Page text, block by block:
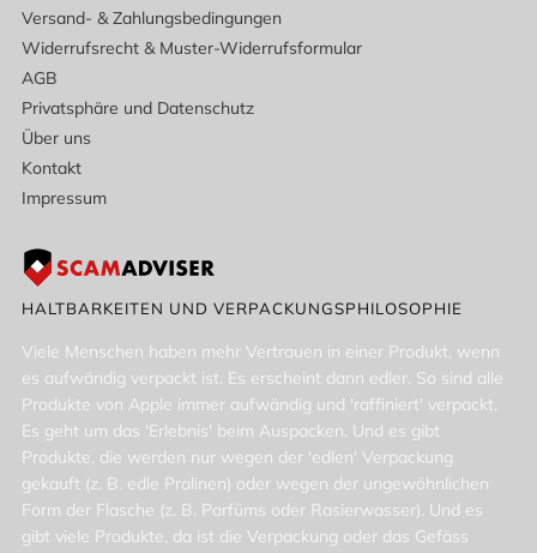
Versand- & Zahlungsbedingungen
Widerrufsrecht & Muster-Widerrufsformular
AGB
Privatsphäre und Datenschutz
Über uns
Kontakt
Impressum
HALTBARKEITEN UND VERPACKUNGSPHILOSOPHIE
Viele Menschen haben mehr Vertrauen in einer Produkt, wenn
es aufwändig verpackt ist. Es erscheint dann edler. So sind alle
Produkte von Apple immer aufwändig und 'raffiniert' verpackt.
Es geht um das 'Erlebnis' beim Auspacken. Und es gibt
Produkte, die werden nur wegen der 'edlen' Verpackung
gekauft (z. B. edle Pralinen) oder wegen der ungewöhnlichen
Form der Flasche (z. B. Parfüms oder Rasierwasser). Und es
gibt viele Produkte, da ist die Verpackung oder das Gefäss